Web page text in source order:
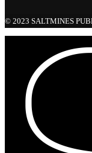
© 2023 SALTMINES